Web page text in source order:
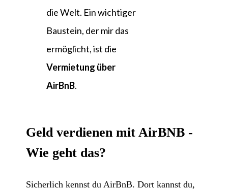
die Welt. Ein wichtiger
Baustein, der mir das
ermöglicht, ist die
Vermietung über
AirBnB.
Geld verdienen mit AirBNB -
Wie geht das?
Sicherlich kennst du AirBnB. Dort kannst du,